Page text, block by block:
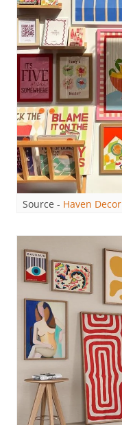
Source - Haven Decor